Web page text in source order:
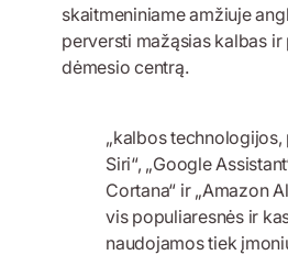
skaitmeniniame amžiuje
perversti mažąsias kalbas
dėmesio centrą.
„kalbos technologijos,
Siri“, „Google
Cortana“ ir „Amazon
vis populiaresnės ir
naudojamos tiek